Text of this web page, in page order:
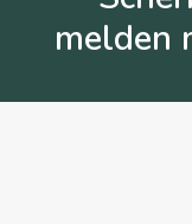
melden